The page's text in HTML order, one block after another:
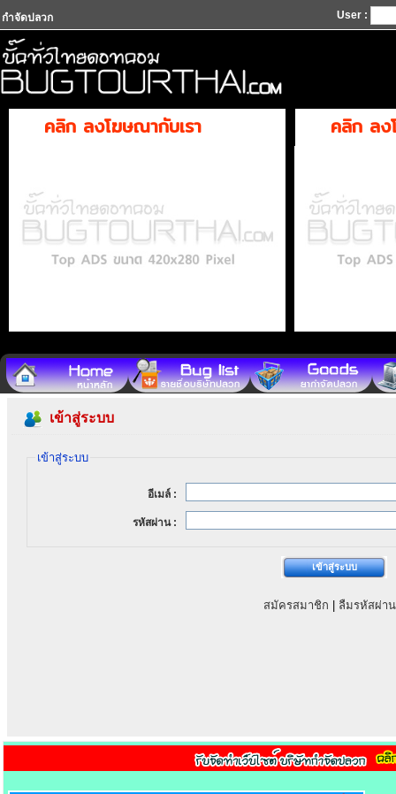
กำจัดปลวก User :
คลิก ลงโฆษณากับเรา คลิก ลง
เข้าสู่ระบบ
เข้าสู่ระบบ
อีเมล์ :
รหัสผ่าน :
สมัครสมาชิก ลืมรหัสผ่าน